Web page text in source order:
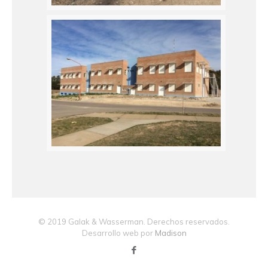
© 2019 Galak & Wasserman. Derechos reservados.
Desarrollo web por Madison